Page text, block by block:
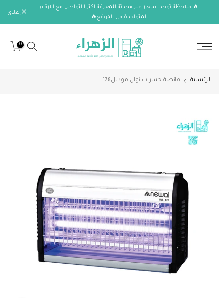
الانتقال🔥 ملاحظة توجد اسعار غير محدثة للمعرفة اكثر االتواصل مع الارقام
المتواجدة في الموقع🔥
إغلاق
0
الرئيسية قانصة حشرات نوال موديل178